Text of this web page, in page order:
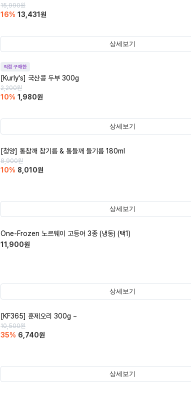
15,990원
16% 13,431 원
상세보기
직접 구매한
[Kurly's] 국산콩 두부 300g
2,200원
10% 1,980원
상세보기
[청양] 통참깨 참기름 & 통들깨 들기름 180ml
8,900원
10% 8,010원
상세보기
One-Frozen 노르웨이 고등어 3종 (냉동) (택1)
11,900원
상세보기
[KF365] 훈제오리 300g ~
10,500원
35% 6,740원
상세보기